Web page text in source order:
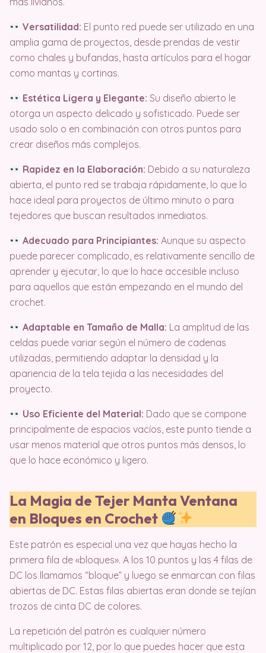
Versatilidad: El punto red puede ser utilizado en una
amplia gama de proyectos, desde prendas de vestir
como chales y bufandas, hasta artículos para el hogar
como mantas y cortinas.
Estética Ligera y Elegante: Su diseño abierto le
otorga un aspecto delicado y sofisticado. Puede ser
usado solo o en combinación con otros puntos para
crear diseños más complejos.
Rapidez en la Elaboración: Debido a su naturaleza
abierta, el punto red se trabaja rápidamente, lo que lo
hace ideal para proyectos de último minuto o para
tejedores que buscan resultados inmediatos.
Adecuado para Principiantes: Aunque su aspecto
puede parecer complicado, es relativamente sencillo de
aprender y ejecutar, lo que lo hace accesible incluso
para aquellos que están empezando en el mundo del
crochet.
Adaptable en Tamaño de Malla: La amplitud de las
celdas puede variar según el número de cadenas
utilizadas, permitiendo adaptar la densidad y la
apariencia de la tela tejida a las necesidades del
proyecto.
Uso Eficiente del Material: Dado que se compone
principalmente de espacios vacíos, este punto tiende a
usar menos material que otros puntos más densos, lo
que lo hace económico y ligero.
La Magia de Tejer Manta Ventana
en Bloques en Crochet
Este patrón es especial una vez que hayas hecho la
primera fila de «bloques». A los 10 puntos y las 4 filas de
DC los llamamos “bloque” y luego se enmarcan con filas
abiertas de DC. Estas filas abiertas eran donde se tejían
trozos de cinta DC de colores.
La repetición del patrón es cualquier número
multiplicado por 12, por lo que puedes hacer que esta